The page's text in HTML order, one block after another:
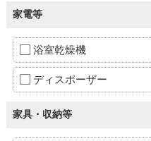
家電等
浴室乾燥機
ディスポーザー
家具・収納等